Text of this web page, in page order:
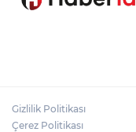
suyu
Türk
Gizlilik Politikası
Çerez Politikası